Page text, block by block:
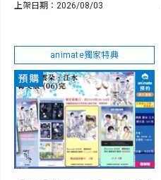
上架日期：2026/08/03
animate獨家特典